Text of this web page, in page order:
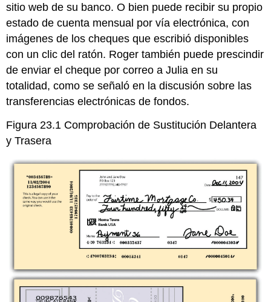
sitio web de su banco. O bien puede recibir su propio
estado de cuenta mensual por vía electrónica, con
imágenes de los cheques que escribió disponibles
con un clic del ratón. Roger también puede prescindir
de enviar el cheque por correo a Julia en su
totalidad, como se señaló en la discusión sobre las
transferencias electrónicas de fondos.
Figura 23.1 Comprobación de Sustitución Delantera
y Trasera